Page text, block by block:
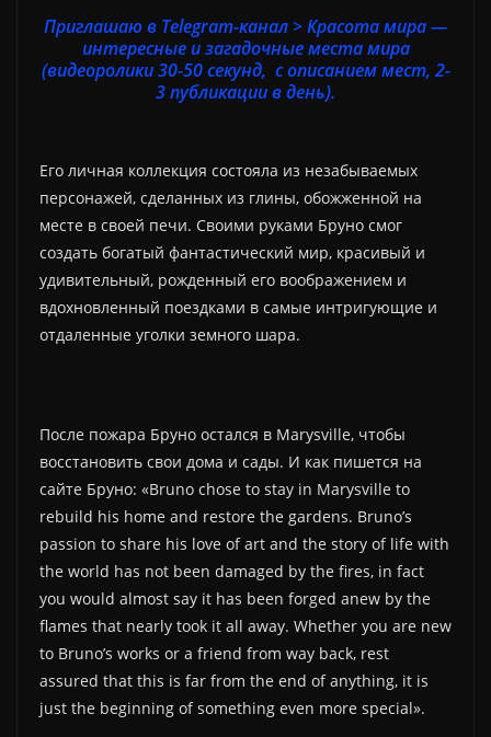
Приглашаю в Telegram-канал > Красота мира —
интересные и загадочные места мира
(видеоролики 30-50 секунд, с описанием мест, 2-
3 публикации в день).
Его личная коллекция состояла из незабываемых
персонажей, сделанных из глины, обожженной на
месте в своей печи. Своими руками Бруно смог
создать богатый фантастический мир, красивый и
удивительный, рожденный его воображением и
вдохновленный поездками в самые интригующие и
отдаленные уголки земного шара.
После пожара Бруно остался в Мarysville, чтобы
восстановить свои дома и сады. И как пишется на
сайте Бруно: «Bruno chose to stay in Marysville to
rebuild his home and restore the gardens. Bruno’s
passion to share his love of art and the story of life with
the world has not been damaged by the fires, in fact
you would almost say it has been forged anew by the
flames that nearly took it all away. Whether you are new
to Bruno’s works or a friend from way back, rest
assured that this is far from the end of anything, it is
just the beginning of something even more special».